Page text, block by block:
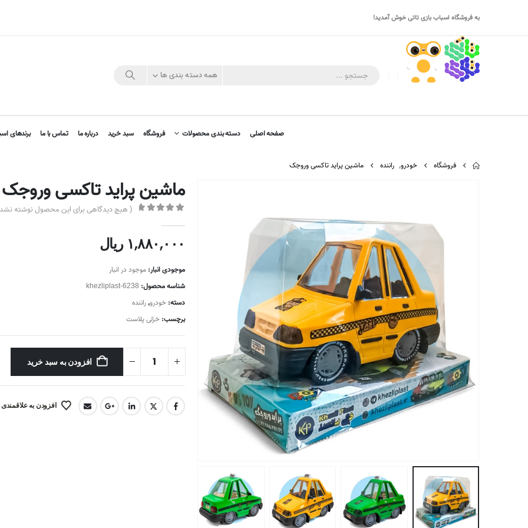
به فروشگاه اسباب بازی تاتی خوش آمدید!
همه دسته بندی ها
صفحه اصلی دسته بندی محصولات فروشگاه سبد خرید درباره ما تماس با ما برندهای
فروشگاه خودرو, راننده ماشین پراید تاکسی وروجک
ماشین پراید تاکسی وروجک
( هیچ دیدگاهی برای این محصول نوشته
۱,۸۸۰,۰۰۰ ریال
موجودی انبار: موجود در انبار
شناسه محصول: khezliplast-6238
دسته: خودرو,راننده
برچسب: خزلی پلاست
افزودن به سبد خرید
افزودن به علاقمندی